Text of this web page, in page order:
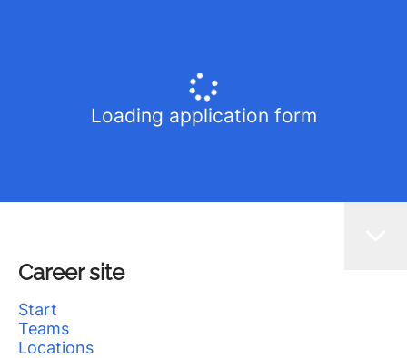
Loading application form
Career site
Start
Teams
Locations